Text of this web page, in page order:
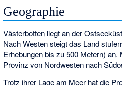
Geographie
Västerbotten liegt an der
Nach Westen steigt das Land
Erhebungen bis zu 500 Metern)
Provinz von Nordwesten nach
Trotz ihrer Lage am Meer hat die